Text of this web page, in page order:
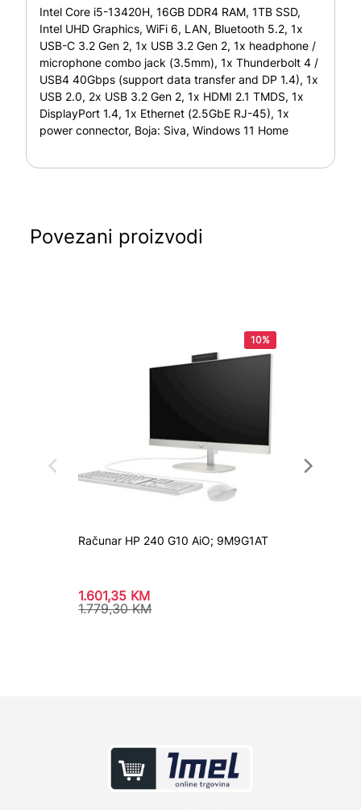
Intel Core i5-13420H, 16GB DDR4 RAM, 1TB SSD,
Intel UHD Graphics, WiFi 6, LAN, Bluetooth 5.2, 1x
USB-C 3.2 Gen 2, 1x USB 3.2 Gen 2, 1x headphone /
microphone combo jack (3.5mm), 1x Thunderbolt 4 /
USB4 40Gbps (support data transfer and DP 1.4), 1x
USB 2.0, 2x USB 3.2 Gen 2, 1x HDMI 2.1 TMDS, 1x
DisplayPort 1.4, 1x Ethernet (2.5GbE RJ-45), 1x
power connector, Boja: Siva, Windows 11 Home
Povezani proizvodi
10%
Računar HP 240 G10 AiO; 9M9G1AT
1.601,35 KM
1.779,30KM